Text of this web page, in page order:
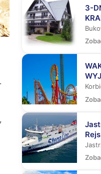
3-
Szwecji